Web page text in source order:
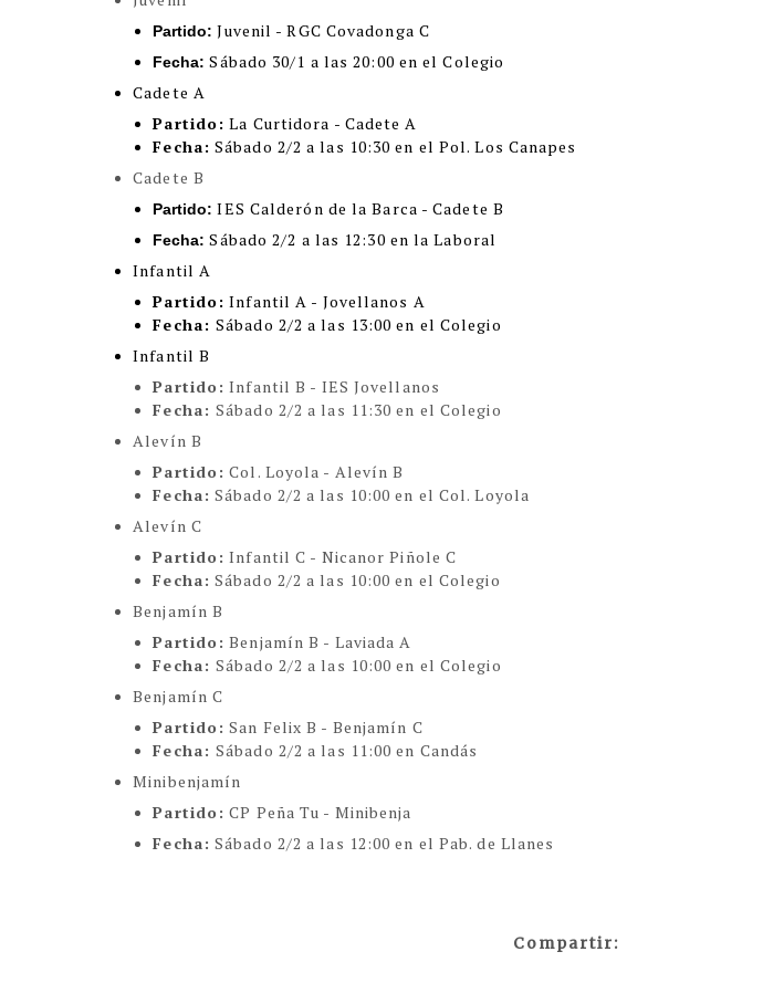
Partido: Juvenil - RGC Covadonga C
Fecha: Sábado 30/1 a las 20:00 en el Colegio
Cadete A
Partido: La Curtidora - Cadete A
Fecha: Sábado 2/2 a las 10:30 en el Pol. Los Canapes
Cadete B
Partido: IES Calderón de la Barca - Cadete B
Fecha: Sábado 2/2 a las 12:30 en la Laboral
Infantil A
Partido: Infantil A - Jovellanos A
Fecha:Sábado 2/2 a las 13:00 en el Colegio
Infantil B
Partido: Infantil B - IES Jovellanos
Fecha:Sábado 2/2 a las 11:30 en el Colegio
Alevín B
Partido: Col. Loyola - Alevín B
Fecha: Sábado 2/2 a las 10:00 en el Col. Loyola
Alevín C
Partido: Infantil C - Nicanor Piñole C
Fecha: Sábado 2/2 a las 10:00 en el Colegio
Benjamín B
Partido: Benjamín B - Laviada A
Fecha:Sábado 2/2 a las 10:00 en el Colegio
Benjamín C
Partido: San Felix B - Benjamín C
Fecha:Sábado 2/2 a las 11:00 en Candás
Minibenjamín
Partido: CP Peña Tu - Minibenja
Fecha: Sábado 2/2 a las 12:00 en el Pab. de Llanes
Compartir: